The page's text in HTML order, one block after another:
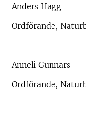
Anders Hagg
Ordförande,
Anneli Gunnars
Ordförande,